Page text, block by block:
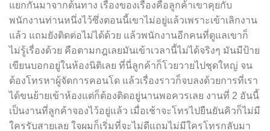
แยกกันมาจากต้นทาง เรื่องของเรื่องคือลูกค้าเขาคุยกับ
พนักงานท่านหนึ่งไว้ซึ่งตอนนี้เขาไม่อยู่แล้วเพราะเข้าเลิกงาน
แล้ว แถมยังติดต่อไม่ได้ด้วย แล้วพนักงานอีกคนที่ดูแลเขาก็
ไม่รู้เรื่องด้วย คือตามกฎเลยมันเข้าเวลานี้ไม่ได้จริงๆ มันมีป้าย
เขียนบอกอยู่ในห้องนิติเลย ที่นี่ลูกค้าก็โวยวายไปชุดใหญ่ จน
ต้องโทรหาผู้จัดการคอนโด แล้วเรื่องราวก็จบลงด้วยการที่เรา
ได้ขนย้ายเข้าห้องแต่ก็ต้องติดอยู่นานพอควรเลย งานที่ 2 อันนี้
เป็นงานที่ลูกค้าจองไว้อยู่แล้ว เมื่อเช้าจะโทรไปยืนยันคิวก็ไม่มี
ใครรับสายเลย ใจผมก็เริ่มที่จะไม่ดีแถมไม่มีใครโทรกลับมา